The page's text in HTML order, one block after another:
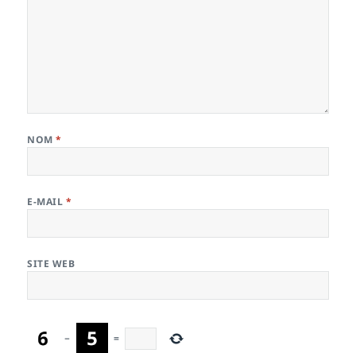
NOM*
E-MAIL *
SITE WEB
− =